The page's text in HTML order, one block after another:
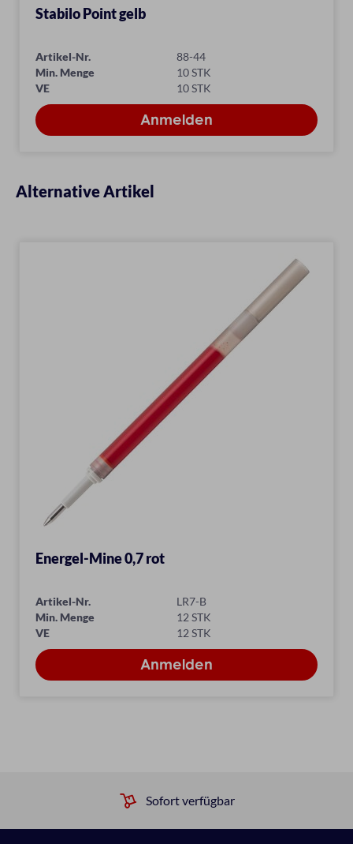
Stabilo Point gelb
Artikel-Nr.
88-44
Min. Menge
10 STK
VE
10 STK
Alternative Artikel
Energel-Mine 0,7 rot
Artikel-Nr.
LR7-B
Min. Menge
12 STK
VE
12 STK
Sofort verfügbar